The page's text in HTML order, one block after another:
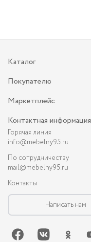
Каталог
Покупателю
Маркетплейс
Контактная информация
Горячая линия
info@mebelny95.ru
По сотрудничеству
mail@mebelny95.ru
Контакты
Написать нам